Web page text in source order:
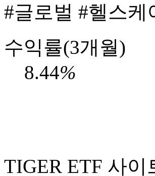
#글로벌 #헬스케
수익률(3개월)
8.44%
TIGER ETF 사